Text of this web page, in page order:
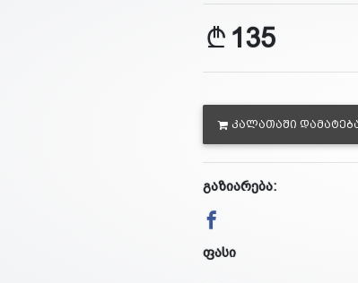
135
ᲙᲐᲚᲐᲗᲐᲨᲘ
გაზიარება:
ფასი